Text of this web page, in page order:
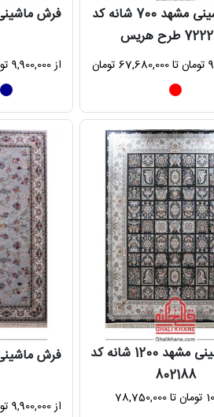
فرش ماشینی مشهد 700 شانه کد
طرح هریس
از 9,900,000 تومان تا 67,680,000 تومان
فرش ماشینی مشهد 1200 شانه کد
802188
از 10,800,000 تومان تا 78,750,000
از 9,900,000 تومان تا 67,680,000 تومان